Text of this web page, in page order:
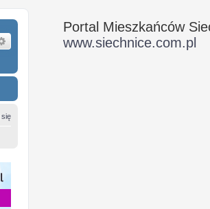
Wyszukiwanie zaawansowane
się
Portal Mieszkańców
www.siechnice.com.pl